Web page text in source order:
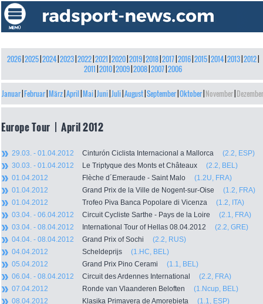
2026| 2025| 2024| 2023| 2022| 2021 2020| 2019| 2018| 2017| 2016| 2015| 2014| 2013| 2012|
2011 2010| 2009| 2008| 2007| 2006
Januar Februar März April Mai Juni Juli August September Oktober November Dezember
Europe Tour | April 2012
29.03. - 01.04.2012 Cinturón Ciclista Internacional a Mallorca (2.2, ESP)
30.03. - 01.04.2012
Le Triptyque des Monts et Châteaux (2.2, BEL)
01.04.2012
Flèche d´Emeraude - Saint Malo (1.2U, FRA)
01.04.2012
Grand Prix de la Ville de Nogent-sur-Oise (1.2, FRA)
01.04.2012
Trofeo Piva Banca Popolare di Vicenza (1.2, ITA)
03.04. - 06.04.2012
Circuit Cycliste Sarthe - Pays de la Loire (2.1, FRA)
03.04. - 08.04.2012
International Tour of Hellas 08.04.2012 (2.2, GRE)
04.04. - 08.04.2012
Grand Prix of Sochi (2.2, RUS)
04.04.2012
Scheldeprijs (1.HC, BEL)
05.04.2012
Grand Prix Pino Cerami (1.1, BEL)
06.04. - 08.04.2012
Circuit des Ardennes International (2.2, FRA)
07.04.2012
Ronde van Vlaanderen Beloften (1.Ncup, BEL)
08.04.2012
Klasika Primavera de Amorebieta (1.1, ESP)